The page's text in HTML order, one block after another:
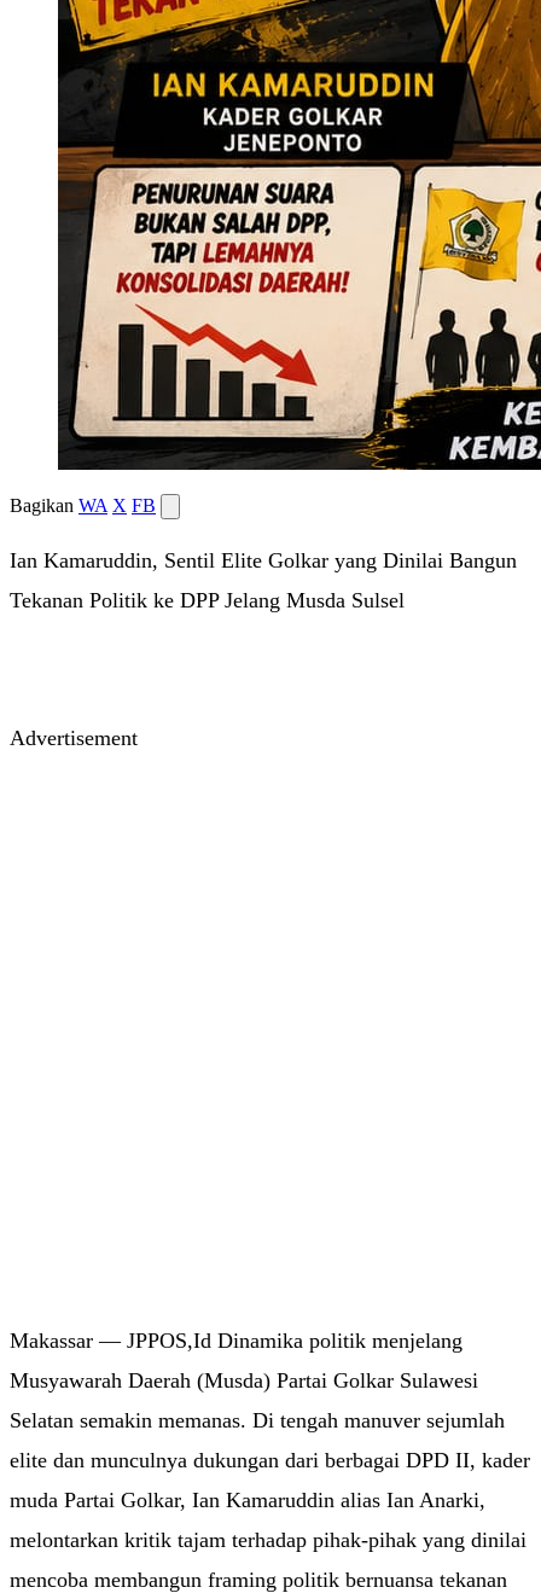
Bagikan WA X FB
Ian Kamaruddin, Sentil Elite Golkar yang Dinilai Bangun
Tekanan Politik ke DPP Jelang Musda Sulsel
Advertisement
Makassar — JPPOS,Id Dinamika politik menjelang
Musyawarah Daerah (Musda) Partai Golkar Sulawesi
Selatan semakin memanas. Di tengah manuver sejumlah
elite dan munculnya dukungan dari berbagai DPD II, kader
muda Partai Golkar, Ian Kamaruddin alias Ian Anarki,
melontarkan kritik tajam terhadap pihak-pihak yang dinilai
mencoba membangun framing politik bernuansa tekanan